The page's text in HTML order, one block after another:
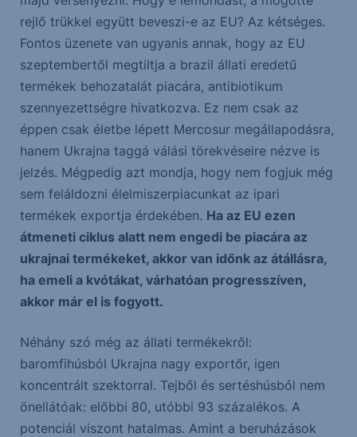
rejlő trükkel együtt beveszi-e az EU? Az kétséges.
Fontos üzenete van ugyanis annak, hogy az EU
szeptembertől megtiltja a brazil állati eredetű
termékek behozatalát piacára, antibiotikum
szennyezettségre hivatkozva. Ez nem csak az
éppen csak életbe lépett Mercosur megállapodásra,
hanem Ukrajna taggá válási törekvéseire nézve is
jelzés. Mégpedig azt mondja, hogy nem fogjuk még
sem feláldozni élelmiszerpiacunkat az ipari
termékek exportja érdekében. Ha az EU ezen
átmeneti ciklus alatt nem engedi be piacára az
ukrajnai termékeket, akkor van időnk az átállásra,
ha emeli a kvótákat, várhatóan progresszíven,
akkor már el is fogyott.
Néhány szó még az állati termékekről:
baromfihúsból Ukrajna nagy exportőr, igen
koncentrált szektorral. Tejből és sertéshúsból nem
önellátóak: előbbi 80, utóbbi 93 százalékos. A
potenciál viszont hatalmas. Amint a beruházások